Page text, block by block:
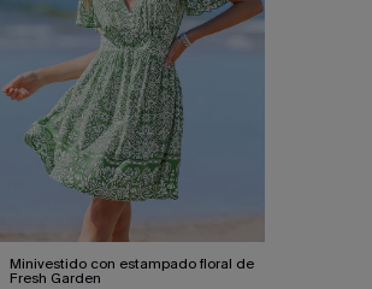
Minivestido con estampado floral de
Fresh Garden